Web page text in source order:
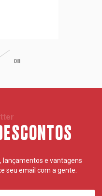
08
lançamentos e vantagens
seu email com a gente.